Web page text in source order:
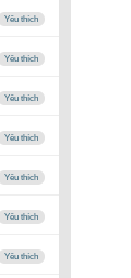
Yêu thích
Yêu thích
Yêu thích
Yêu thích
Yêu thích
Yêu thích
Yêu thích